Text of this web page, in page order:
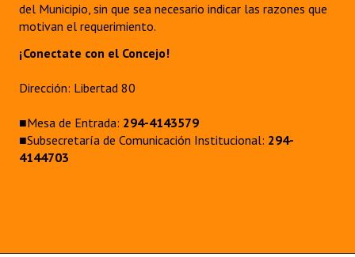
del Municipio, sin que sea necesario indicar las razones que
motivan el requerimiento.
¡Conectate con el Concejo!
Dirección: Libertad 80
■Mesa de Entrada: 294-4143579
■Subsecretaría de Comunicación Institucional: 294-
4144703